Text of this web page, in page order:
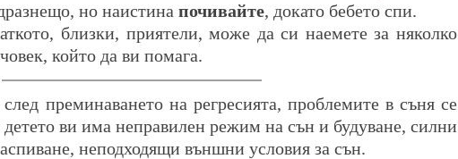
но наистина почивайте, докато бебето спи.
близки, приятели, може да си наемете за няколко
който да ви помага.
преминаването на регресията, проблемите в съня се
детето ви има неправилен режим на сън и будуване, силни
неподходящи външни условия за сън.